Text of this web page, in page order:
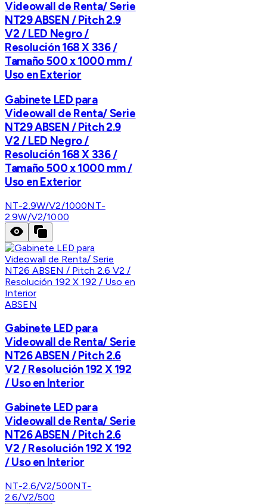
Videowall de Renta/ Serie
NT29 ABSEN / Pitch 2.9
V2 / LED Negro /
Resolución 168 X 336 /
Tamaño 500 x 1000 mm /
Uso en Exterior
Gabinete LED para
Videowall de Renta/ Serie
NT29 ABSEN / Pitch 2.9
V2 / LED Negro /
Resolución 168 X 336 /
Tamaño 500 x 1000 mm /
Uso en Exterior
NT-2.9W/V2/1000NT-
2.9W/V2/1000
ABSEN
Gabinete LED para
Videowall de Renta/ Serie
NT26 ABSEN / Pitch 2.6
V2 / Resolución 192 X 192
/ Uso en Interior
Gabinete LED para
Videowall de Renta/ Serie
NT26 ABSEN / Pitch 2.6
V2 / Resolución 192 X 192
/ Uso en Interior
NT-2.6/V2/500NT-
2.6/V2/500